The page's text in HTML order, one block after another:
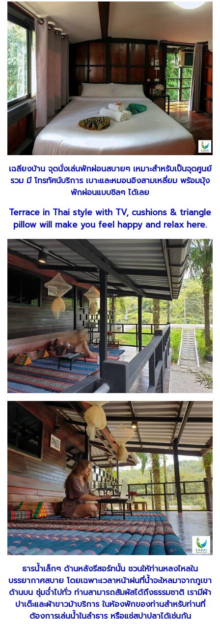
เฉลียงบ้าน จุดนั่งเล่นพักผ่อนสบายๆ เหมาะสำหรับเป็นจุดศูนย์
รวม มี โทรทัศน์บริการ เบาะและหมอนอิงสามเหลี่ยม พร้อมมุ้ง
พักผ่อนแบบชิลๆ ได้เลย
Terrace in Thai style with TV, cushions & triangle
pillow will make you feel happy and relax here.
ธารน้ำเล็กๆ ด้านหลังรีสอร์ทนั้น ชวนให้ท่านหลงไหลใน
บรรยากาศสบาย โดยเฉพาะเวลาหน้าฝนที่น้ำจะใหลมาจากภูเขา
ด้านบน ชุ่มฉ่ำไปทั่ว ท่านสามารถสัมผัสได้ถึงธรรมชาติ เรามีผ้า
ปาเต๊ะและผ้าขาวม้าบริการ ในห้องพักของท่านสำหรับท่านที่
ต้องการเล่นน้ำในลำธาร หรือแช่สปาปลาได้เช่นกัน